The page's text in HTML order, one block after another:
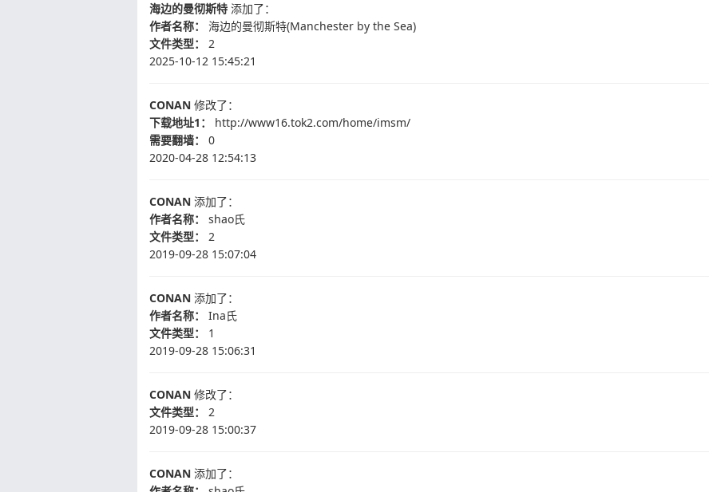
海边的曼彻斯特 添加了：
作者名称： 海边的曼彻斯特(Manchester by the Sea)
文件类型： 2
2025-10-12 15:45:21
CONAN 修改了：
下载地址1： http://www16.tok2.com/home/imsm/
需要翻墙： 0
2020-04-28 12:54:13
CONAN 添加了：
作者名称： shao氏
文件类型： 2
2019-09-28 15:07:04
CONAN 添加了：
作者名称： Ina氏
文件类型： 1
2019-09-28 15:06:31
CONAN 修改了：
文件类型： 2
2019-09-28 15:00:37
CONAN 添加了：